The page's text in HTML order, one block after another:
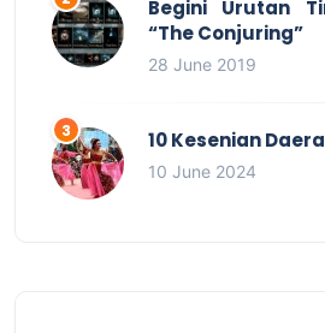
Begini Urutan
“The Conjuring”
28 June 2019
10 Kesenian
10 June 2024